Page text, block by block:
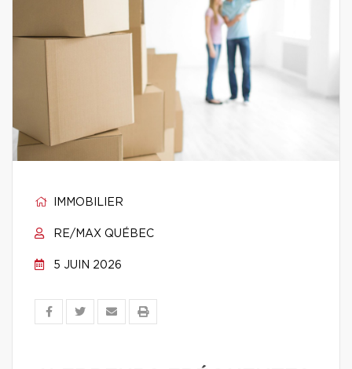
IMMOBILIER
RE/MAX QUÉBEC
5 JUIN 2026